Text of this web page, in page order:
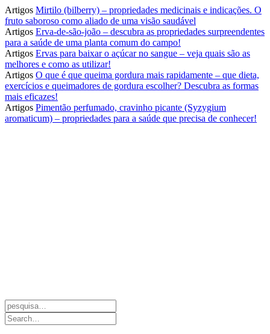
Artigos Mirtilo (bilberry) – propriedades medicinais e indicações. O
fruto saboroso como aliado de uma visão saudável
Artigos Erva-de-são-joão – descubra as propriedades surpreendentes
para a saúde de uma planta comum do campo!
Artigos Ervas para baixar o açúcar no sangue – veja quais são as
melhores e como as utilizar!
Artigos O que é que queima gordura mais rapidamente – que dieta,
exercícios e queimadores de gordura escolher? Descubra as formas
mais eficazes!
Artigos Pimentão perfumado, cravinho picante (Syzygium
aromaticum) – propriedades para a saúde que precisa de conhecer!